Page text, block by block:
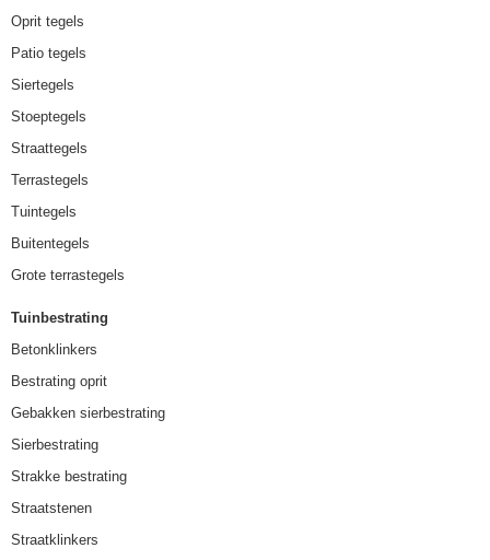
Oprit tegels
Patio tegels
Siertegels
Stoeptegels
Straattegels
Terrastegels
Tuintegels
Buitentegels
Grote terrastegels
Tuinbestrating
Betonklinkers
Bestrating oprit
Gebakken sierbestrating
Sierbestrating
Strakke bestrating
Straatstenen
Straatklinkers